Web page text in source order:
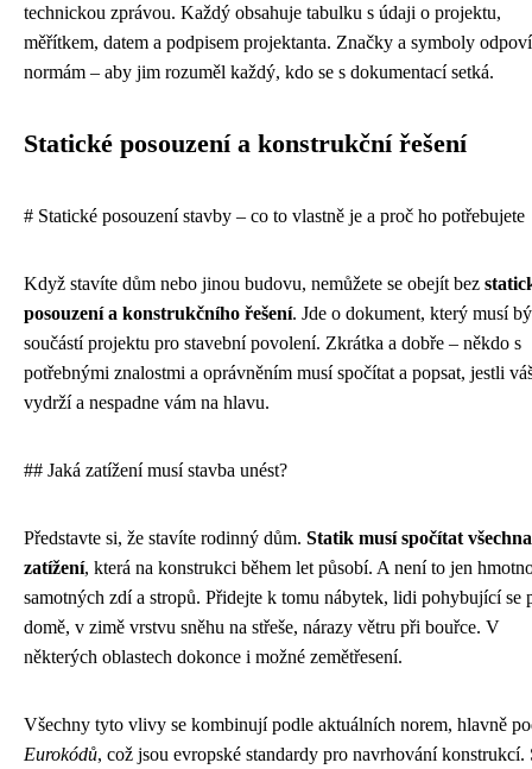
technickou zprávou. Každý obsahuje tabulku s údaji o projektu,
měřítkem, datem a podpisem projektanta. Značky a symboly
normám – aby jim rozuměl každý, kdo se s dokumentací setká.
Statické posouzení a konstrukční řešení
# Statické posouzení stavby – co to vlastně je a proč ho potřebujete
Když stavíte dům nebo jinou budovu, nemůžete se obejít bez
posouzení a konstrukčního řešení. Jde o dokument, který musí
součástí projektu pro stavební povolení. Zkrátka a dobře – někdo s
potřebnými znalostmi a oprávněním musí spočítat a popsat, jestli
vydrží a nespadne vám na hlavu.
## Jaká zatížení musí stavba unést?
Představte si, že stavíte rodinný dům. Statik musí spočítat všechna
zatížení, která na konstrukci během let působí. A není to jen
samotných zdí a stropů. Přidejte k tomu nábytek, lidi pohybující se
domě, v zimě vrstvu sněhu na střeše, nárazy větru při bouřce. V
některých oblastech dokonce i možné zemětřesení.
Všechny tyto vlivy se kombinují podle aktuálních norem, hlavně
Eurokódů, což jsou evropské standardy pro navrhování konstrukcí.